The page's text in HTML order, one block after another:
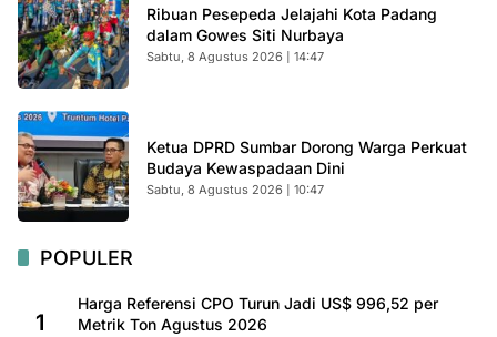
Ribuan Pesepeda Jelajahi Kota Padang
dalam Gowes Siti Nurbaya
Sabtu, 8 Agustus 2026 | 14:47
Ketua DPRD Sumbar Dorong Warga Perkuat
Budaya Kewaspadaan Dini
Sabtu, 8 Agustus 2026 | 10:47
POPULER
1
Harga Referensi CPO Turun Jadi US$ 996,52 per
Metrik Ton Agustus 2026